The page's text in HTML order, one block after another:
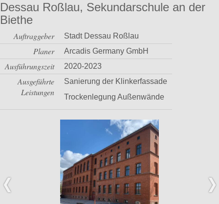
Dessau Roßlau, Sekundarschule an der
Biethe
Auftraggeber Stadt Dessau Roßlau
Planer Arcadis Germany GmbH
Ausführungszeit 2020-2023
Ausgeführte
Leistungen
Sanierung der Klinkerfassade
Trockenlegung Außenwände